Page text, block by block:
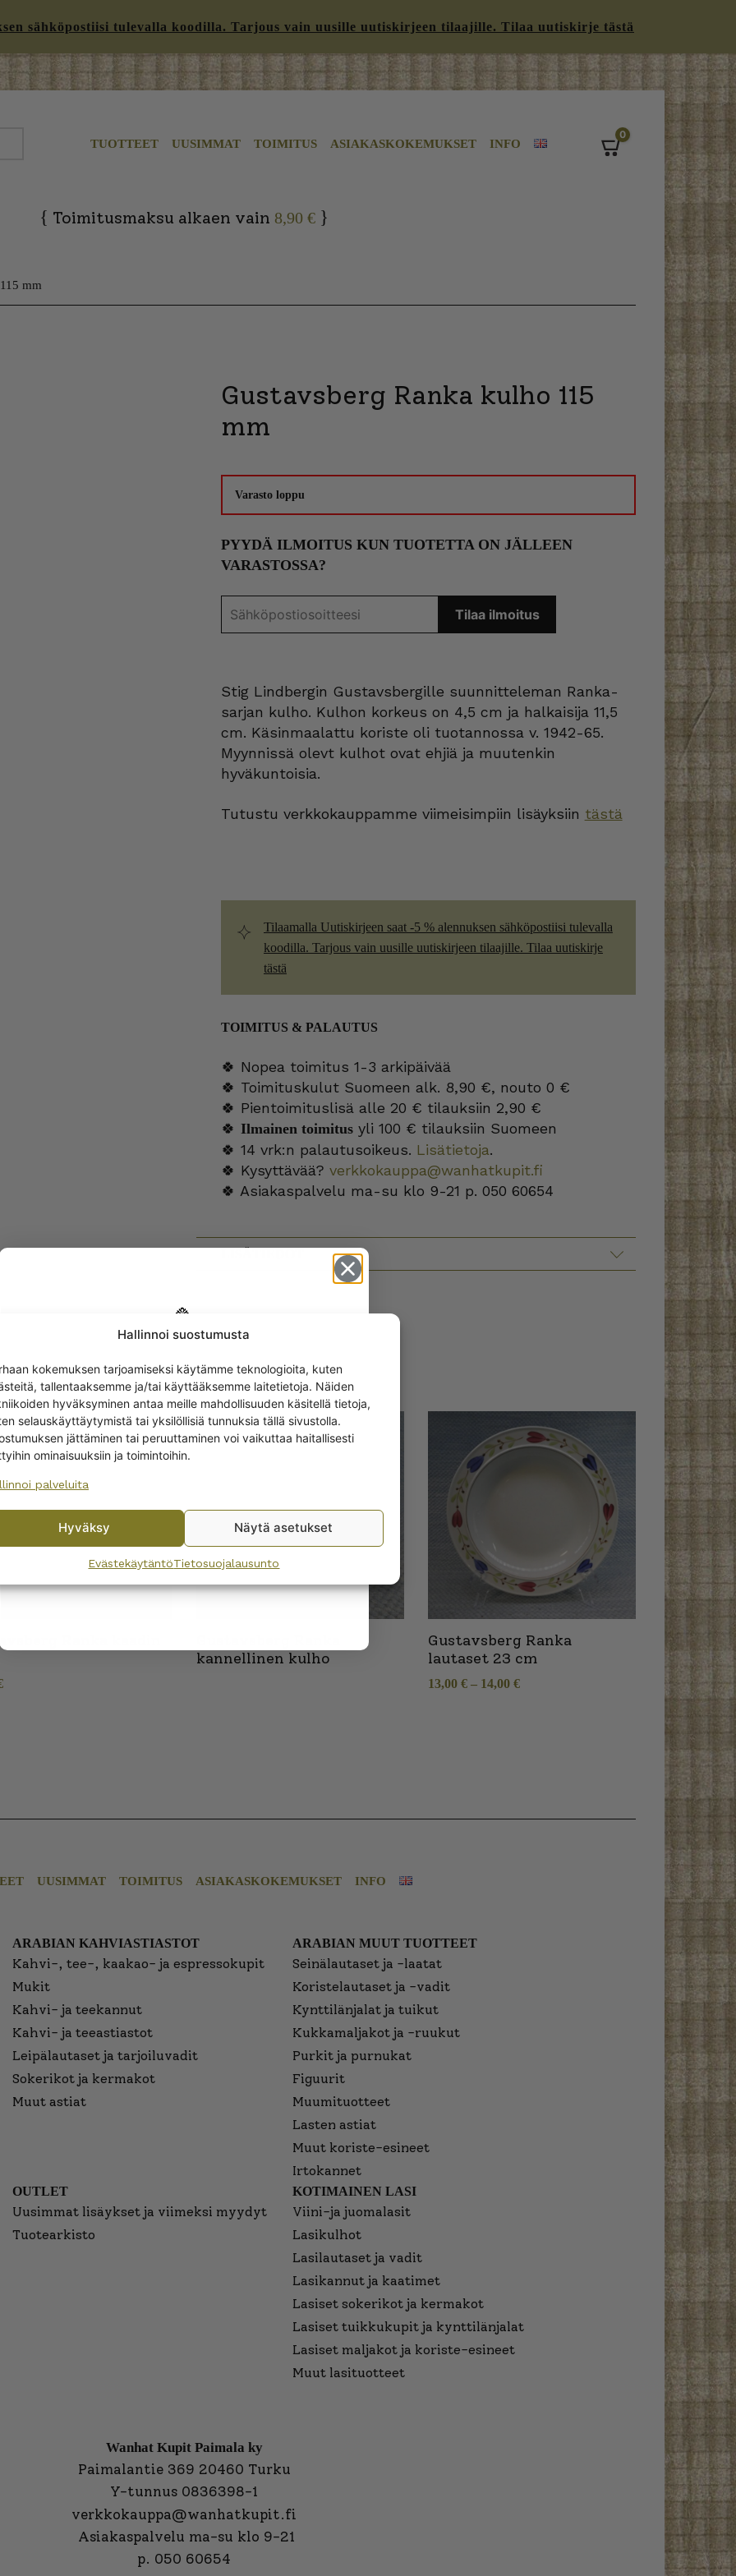
Hallinnoi suostumusta
kokemuksen tarjoamiseksi käytämme teknologioita, kuten
tallentaaksemme ja/tai käyttääksemme laitetietoja. Näiden
hyväksyminen antaa meille mahdollisuuden käsitellä tietoja,
selauskäyttäytymistä tai yksilöllisiä tunnuksia tällä sivustolla.
jättäminen tai peruuttaminen voi vaikuttaa haitallisesti
ominaisuuksiin ja toimintoihin.
palveluita
Hyväksy Näytä asetukset
EvästekäytäntöTietosuojalausunto
sähköpostiisi tulevalla koodilla. Tarjous vain uusille uutiskirjeen tilaajille. Tilaa uutiskirje tästä
TUOTTEET UUSIMMAT TOIMITUS ASIAKASKOKEMUKSET INFO
0
{ Toimitusmaksu alkaen vain 8,90 € }
mm
Gustavsberg Ranka kulho 115
mm
Varasto loppu
PYYDÄ ILMOITUS KUN TUOTETTA ON JÄLLEEN
VARASTOSSA?
Stig Lindbergin Gustavsbergille suunnitteleman Ranka-
sarjan kulho. Kulhon korkeus on 4,5 cm ja halkaisija 11,5
cm. Käsinmaalattu koriste oli tuotannossa v. 1942-65.
Myynnissä olevt kulhot ovat ehjiä ja muutenkin
hyväkuntoisia.
Tutustu verkkokauppamme viimeisimpiin lisäyksiin tästä
Tilaamalla Uutiskirjeen saat -5 % alennuksen sähköpostiisi tulevalla
koodilla. Tarjous vain uusille uutiskirjeen tilaajille. Tilaa uutiskirje
tästä
TOIMITUS & PALAUTUS
🍀 Nopea toimitus 1-3 arkipäivää
🍀 Toimituskulut Suomeen alk. 8,90 €, nouto 0 €
🍀 Pientoimituslisä alle 20 € tilauksiin 2,90 €
🍀 Ilmainen toimitusyli 100 € tilauksiin Suomeen
🍀 14 vrk:n palautusoikeus. Lisätietoja.
🍀 Kysyttävää? verkkokauppa@wanhatkupit.fi
🍀 Asiakaspalvelu ma-su klo 9-21 p. 050 60654
TUOTTEIDEN KANSSA
Ranka kaadin
kannellinen kulho
Gustavsberg Ranka
lautaset 23 cm
13,00 €– 14,00 €
UUSIMMAT TOIMITUS ASIAKASKOKEMUKSET INFO
ARABIAN KAHVIASTIASTOT
Kahvi-, tee-, kaakao- ja espressokupit
Mukit
Kahvi- ja teekannut
Kahvi- ja teeastiastot
Leipälautaset ja tarjoiluvadit
Sokerikot ja kermakot
Muut astiat
ARABIAN MUUT TUOTTEET
Seinälautaset ja -laatat
Koristelautaset ja -vadit
Kynttilänjalat ja tuikut
Kukkamaljakot ja -ruukut
Purkit ja purnukat
Figuurit
Muumituotteet
Lasten astiat
Muut koriste-esineet
Irtokannet
OUTLET
Uusimmat lisäykset ja viimeksi myydyt
Tuotearkisto
KOTIMAINEN LASI
Viini-ja juomalasit
Lasikulhot
Lasilautaset ja vadit
Lasikannut ja kaatimet
Lasiset sokerikot ja kermakot
Lasiset tuikkukupit ja kynttilänjalat
Lasiset maljakot ja koriste-esineet
Muut lasituotteet
Wanhat Kupit Paimala ky
Paimalantie 369 20460 Turku
Y-tunnus 0836398-1
verkkokauppa@wanhatkupit.fi
Asiakaspalvelu ma-su klo 9-21
p. 050 60654
Get -5%
off?
Yes! I want the discount
By subscribing to the newsletter, you consent to receiving messages from
Wanhojen kuppien and confirm that you have read and accepted